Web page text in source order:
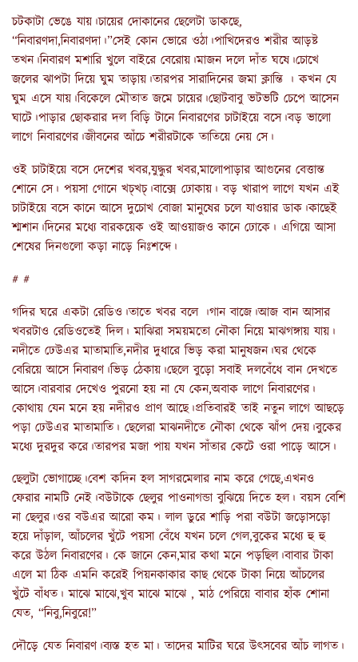
চটকাটা ভেঙে যায়।চায়ের দোকানের ছেলেটা ডাকছে,
“নিবারণদা,নিবারণদা।”সেই কোন ভোরে ওঠা।পাখিদেরও শরীর আড়ষ্ট
তখন।নিবারণ মশারি খুলে বাইরে বেরোয়।মাজন দলে দাঁত ঘষে।চোখে
জলের ঝাপটা দিয়ে ঘুম তাড়ায়।তারপর সারাদিনের জমা ক্লান্তি । কখন যে
ঘুম এসে যায়।বিকেলে মৌতাত জমে চায়ের।ছোটবাবু ভটভটি চেপে আসেন
ঘাটে।পাড়ার ছোকরার দল বিড়ি টানে নিবারণের চাটাইয়ে বসে।বড় ভালো
লাগে নিবারণের।জীবনের আঁচে শরীরটাকে তাতিয়ে নেয় সে।
ওই চাটাইয়ে বসে দেশের খবর,যুদ্ধুর খবর,মালোপাড়ার আগুনের বেত্তান্ত
শোনে সে। পয়সা গোনে খচ্‌খচ্‌।বাক্সে ঢোকায়। বড় খারাপ লাগে যখন এই
চাটাইয়ে বসে কানে আসে দুচোখ বোজা মানুষের চলে যাওয়ার ডাক।কাছেই
শ্মশান।দিনের মধ্যে বারকয়েক ওই আওয়াজও কানে ঢোকে। এগিয়ে আসা
শেষের দিনগুলো কড়া নাড়ে নিঃশব্দে।
# #
গদির ঘরে একটা রেডিও।তাতে খবর বলে ।গান বাজে।আজ বান আসার
খবরটাও রেডিওতেই দিল। মাঝিরা সময়মতো নৌকা নিয়ে মাঝগঙ্গায় যায়।
নদীতে ঢেউএর মাতামাতি,নদীর দুধারে ভিড় করা মানুষজন।ঘর থেকে
বেরিয়ে আসে নিবারণ।ভিড় ঠেকায়।ছেলে বুড়ো সবাই দলবেঁধে বান দেখতে
আসে।বারবার দেখেও পুরনো হয় না যে কেন,অবাক লাগে নিবারণের।
কোথায় যেন মনে হয় নদীরও প্রাণ আছে।প্রতিবারই তাই নতুন লাগে আছড়ে
পড়া ঢেউএর মাতামাতি। ছেলেরা মাঝনদীতে নৌকা থেকে ঝাঁপ দেয়।বুকের
মধ্যে দুরদুর করে।তারপর মজা পায় যখন সাঁতার কেটে ওরা পাড়ে আসে।
ছেলুটা ভোগাচ্ছে।বেশ কদিন হল সাগরমেলার নাম করে গেছে,এখনও
ফেরার নামটি নেই।বউটাকে ছেলুর পাওনাগন্ডা বুঝিয়ে দিতে হল। বয়স বেশি
না ছেলুর।ওর বউএর আরো কম। লাল ডুরে শাড়ি পরা বউটা জড়োসড়ো
হয়ে দাঁড়াল, আঁচলের খুঁটে পয়সা বেঁধে যখন চলে গেল,বুকের মধ্যে হু হু
করে উঠল নিবারণের। কে জানে কেন,মার কথা মনে পড়ছিল।বাবার টাকা
এলে মা ঠিক এমনি করেই পিয়নকাকার কাছ থেকে টাকা নিয়ে আঁচলের
খুঁটে বাঁধত। মাঝে মাঝে,খুব মাঝে মাঝে , মাঠ পেরিয়ে বাবার হাঁক শোনা
যেত, “নিবু,নিবুরে!”
দৌড়ে যেত নিবারণ।ব্যস্ত হত মা। তাদের মাটির ঘরে উৎসবের আঁচ লাগত।